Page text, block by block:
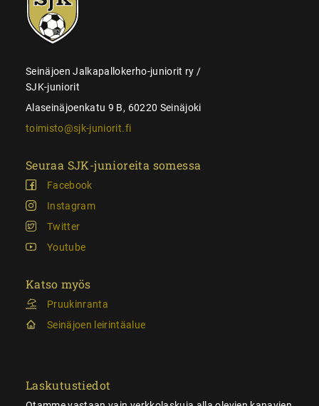
juniorit
Seinäjoen Jalkapallokerho-juniorit ry /
SJK-juniorit
Alaseinäjoenkatu 9 B, 60220 Seinäjoki
toimisto@sjk-juniorit.fi
Seuraa SJK-junioreita somessa
Facebook
Instagram
Twitter
Youtube
Katso myös
Pruukinranta
Seinäjoen leirintäalue
Laskutustiedot